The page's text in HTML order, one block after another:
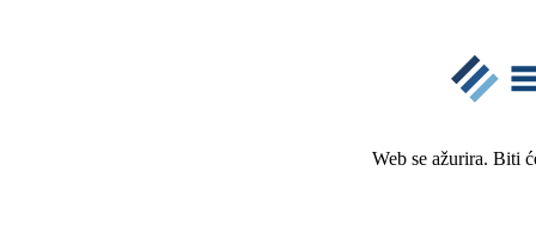
Web se ažurira. Biti